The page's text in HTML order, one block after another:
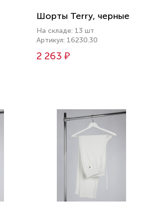
Шорты Terry, черные
На складе: 13 шт
Артикул: 16230.30
2 263 ₽